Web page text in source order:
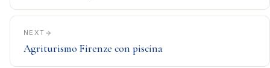
NEXT
Agriturismo Firenze con piscina